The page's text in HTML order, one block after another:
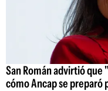
San Román advirtió
cómo Ancap se preparó